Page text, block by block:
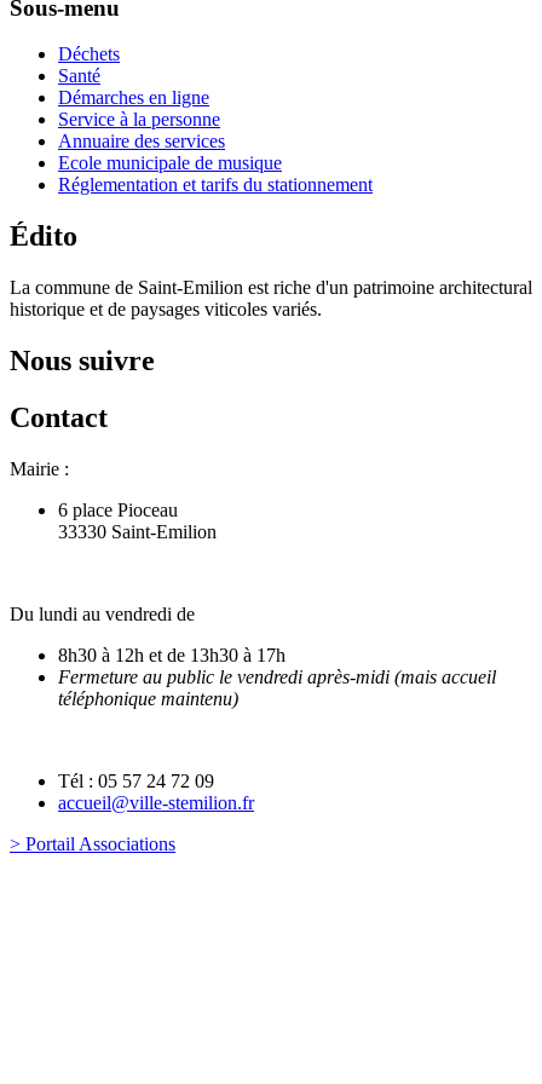
Sous-menu
Déchets
Santé
Démarches en ligne
Service à la personne
Annuaire des services
Ecole municipale de musique
Réglementation et tarifs du stationnement
Édito
La commune de Saint-Emilion est riche d'un patrimoine architectural
historique et de paysages viticoles variés.
Nous suivre
Contact
Mairie :
6 place Pioceau
33330 Saint-Emilion
Du lundi au vendredi de
8h30 à 12h et de 13h30 à 17h
Fermeture au public le vendredi après-midi (mais accueil
téléphonique maintenu)
Tél : 05 57 24 72 09
accueil@ville-stemilion.fr
> Portail Associations